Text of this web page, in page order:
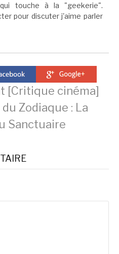
touche à la "geekerie".
pour discuter j'aime parler
[Critique cinéma]
Zodiaque : La
Sanctuaire